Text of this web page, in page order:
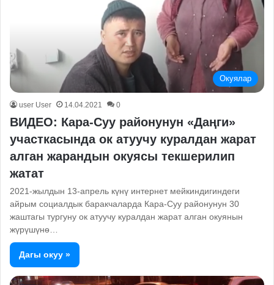
Окуялар
user User 14.04.2021 0
ВИДЕО: Кара-Суу районунун «Даңги»
участкасында ок атуучу куралдан жарат
алган жарандын окуясы текшерилип
жатат
2021-жылдын 13-апрель күнү интернет мейкиндигиндеги
айрым социалдык баракчаларда Кара-Суу районунун 30
жаштагы тургуну ок атуучу куралдан жарат алган окуянын
жүрүшүнѳ…
Дагы окуу »